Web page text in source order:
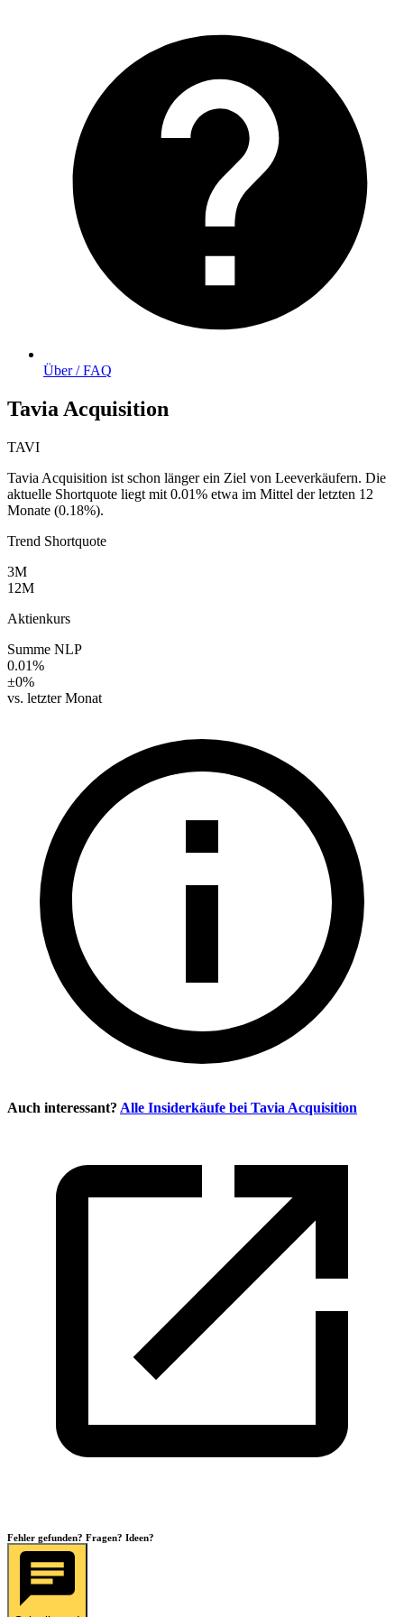
Über / FAQ
Tavia Acquisition
TAVI
Tavia Acquisition ist schon länger ein Ziel von Leeverkäufern. Die
aktuelle Shortquote liegt mit 0.01% etwa im Mittel der letzten 12
Monate (0.18%).
Trend Shortquote
3M
12M
Aktienkurs
Summe NLP
0.01%
±0%
vs. letzter Monat
Auch interessant? Alle Insiderkäufe bei Tavia Acquisition
Fehler gefunden? Fragen? Ideen?